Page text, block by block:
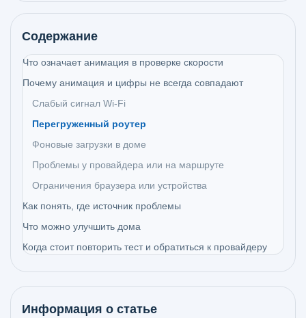
Содержание
Что означает анимация в проверке скорости
Почему анимация и цифры не всегда совпадают
Слабый сигнал Wi-Fi
Перегруженный роутер
Фоновые загрузки в доме
Проблемы у провайдера или на маршруте
Ограничения браузера или устройства
Как понять, где источник проблемы
Что можно улучшить дома
Когда стоит повторить тест и обратиться к провайдеру
Информация о статье